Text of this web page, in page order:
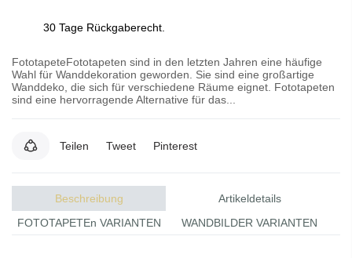
30 Tage Rückgaberecht.
FototapeteFototapeten sind in den letzten Jahren eine häufige
Wahl für Wanddekoration geworden. Sie sind eine großartige
Wanddeko, die sich für verschiedene Räume eignet. Fototapeten
sind eine hervorragende Alternative für das...
Teilen Tweet Pinterest
Beschreibung
Artikeldetails
FOTOTAPETEn VARIANTEN
WANDBILDER VARIANTEN